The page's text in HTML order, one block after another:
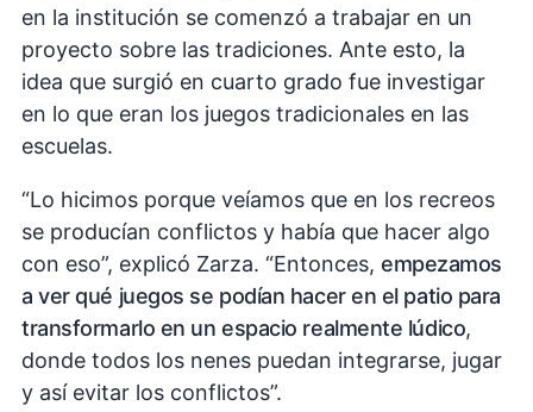
en la institución se comenzó a trabajar en un
proyecto sobre las tradiciones. Ante esto, la
idea que surgió en cuarto grado fue investigar
en lo que eran los juegos tradicionales en las
escuelas.
“Lo hicimos porque veíamos que en los recreos
se producían conflictos y había que hacer algo
con eso”, explicó Zarza. “Entonces, empezamos
a ver qué juegos se podían hacer en el patio para
transformarlo en un espacio realmente lúdico,
donde todos los nenes puedan integrarse, jugar
y así evitar los conflictos”.